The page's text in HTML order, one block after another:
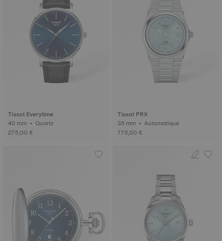
Tissot Everytime
40 mm • Quartz
275,00 €
Tissot PRX
35 mm • Automatique
775,00 €